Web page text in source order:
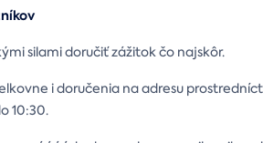
silami doručiť zážitok čo najskôr.
i doručenia na adresu
10:30.